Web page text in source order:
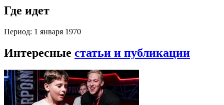
Где идет
Период: 1 января 1970
Интересные статьи и публикации